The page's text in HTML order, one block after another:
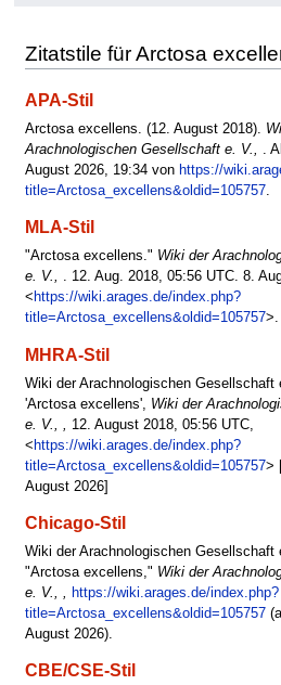
Zitatstile für Arctosa
APA-Stil
Arctosa excellens. (12. August 2018).
Arachnologischen Gesellschaft e. V., .
August 2026, 19:34 von https://
title=Arctosa_excellens&oldid=105757.
MLA-Stil
"Arctosa excellens." Wiki der
e. V., . 12. Aug. 2018, 05:56 UTC. 8.
< https://wiki.arages.de/index.php?
title=Arctosa_excellens&oldid=105757>.
MHRA-Stil
Wiki der Arachnologischen Gesellschaft
'Arctosa excellens', Wiki der
e. V., ,
12. August 2018, 05:56 UTC,
< https://wiki.arages.de/index.php?
title=Arctosa_excellens&oldid=105757>
August 2026]
Chicago-Stil
Wiki der Arachnologischen Gesellschaft
"Arctosa excellens," Wiki der
e. V., , https://wiki.arages.de/index.php?
title=Arctosa_excellens&oldid=105757
August 2026).
CBE/CSE-Stil